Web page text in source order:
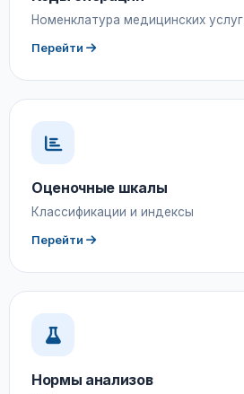
Номенклатура медицинских услуг
Перейти
Оценочные шкалы
Классификации и индексы
Перейти
Нормы анализов